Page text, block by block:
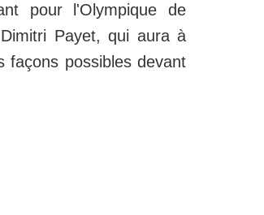
pour l'Olympique de
Payet, qui aura à
façons possibles devant